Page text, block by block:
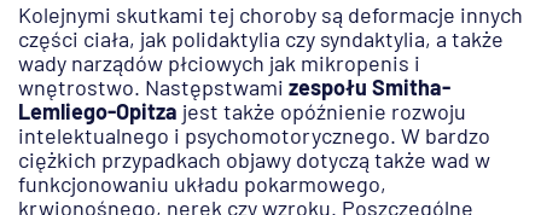
Kolejnymi skutkami tej choroby są deformacje innych
części ciała, jak polidaktylia czy syndaktylia, a także
wady narządów płciowych jak mikropenis i
wnętrostwo. Następstwami zespołu Smitha-
Lemliego-Opitza jest także opóźnienie rozwoju
intelektualnego i psychomotorycznego. W bardzo
ciężkich przypadkach objawy dotyczą także wad w
funkcjonowaniu układu pokarmowego,
krwionośnego, nerek czy wzroku. Poszczególne